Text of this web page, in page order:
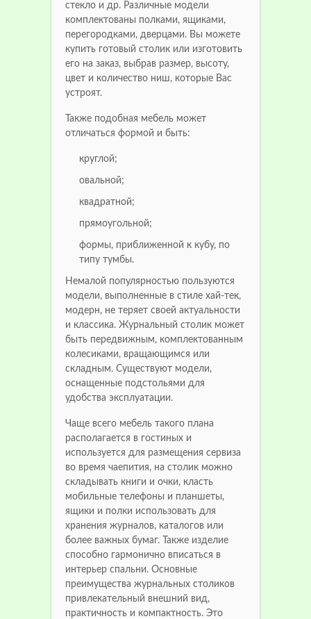
стекло и др. Различные модели
комплектованы полками, ящиками,
перегородками, дверцами. Вы можете
купить готовый столик или изготовить
его на заказ, выбрав размер, высоту,
цвет и количество ниш, которые Вас
устроят.
Также подобная мебель может
отличаться формой и быть:
круглой;
овальной;
квадратной;
прямоугольной;
формы, приближенной к кубу, по
типу тумбы.
Немалой популярностью пользуются
модели, выполненные в стиле хай-тек,
модерн, не теряет своей актуальности
и классика. Журнальный столик может
быть передвижным, комплектованным
колесиками, вращающимся или
складным. Существуют модели,
оснащенные подстольями для
удобства эксплуатации.
Чаще всего мебель такого плана
располагается в гостиных и
используется для размещения сервиза
во время чаепития, на столик можно
складывать книги и очки, класть
мобильные телефоны и планшеты,
ящики и полки использовать для
хранения журналов, каталогов или
более важных бумаг. Также изделие
способно гармонично вписаться в
интерьер спальни. Основные
преимущества журнальных столиков
привлекательный внешний вид,
практичность и компактность. Это